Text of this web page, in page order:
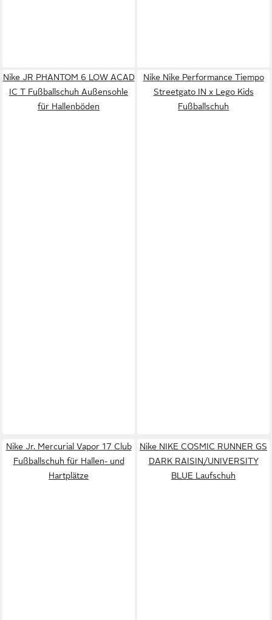
Nike JR PHANTOM 6 LOW ACAD
IC T Fußballschuh Außensohle
für Hallenböden
Nike Nike Performance Tiempo
Streetgato IN x Lego Kids
Fußballschuh
Nike Jr. Mercurial Vapor 17 Club
Fußballschuh für Hallen- und
Hartplätze
Nike NIKE COSMIC RUNNER GS
DARK RAISIN/UNIVERSITY
BLUE Laufschuh